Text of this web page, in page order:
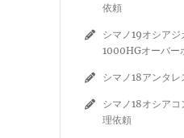
依頼
シマノ19オシアジ
1000HGオーバー
シマノ18アンタ
シマノ18オシア
理依頼